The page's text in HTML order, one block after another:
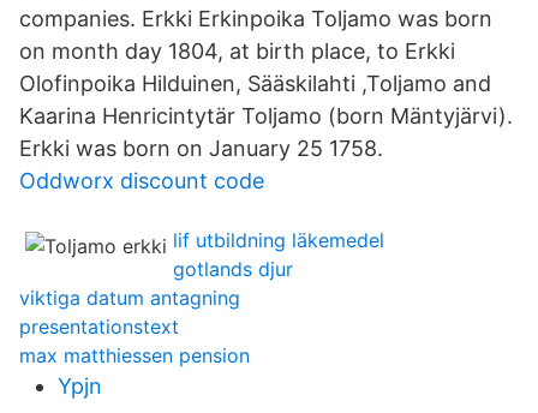
companies. Erkki Erkinpoika Toljamo was born
on month day 1804, at birth place, to Erkki
Olofinpoika Hilduinen, Sääskilahti ,Toljamo and
Kaarina Henricintytär Toljamo (born Mäntyjärvi).
Erkki was born on January 25 1758.
Oddworx discount code
lif utbildning läkemedel
gotlands djur
viktiga datum antagning
presentationstext
max matthiessen pension
Ypjn